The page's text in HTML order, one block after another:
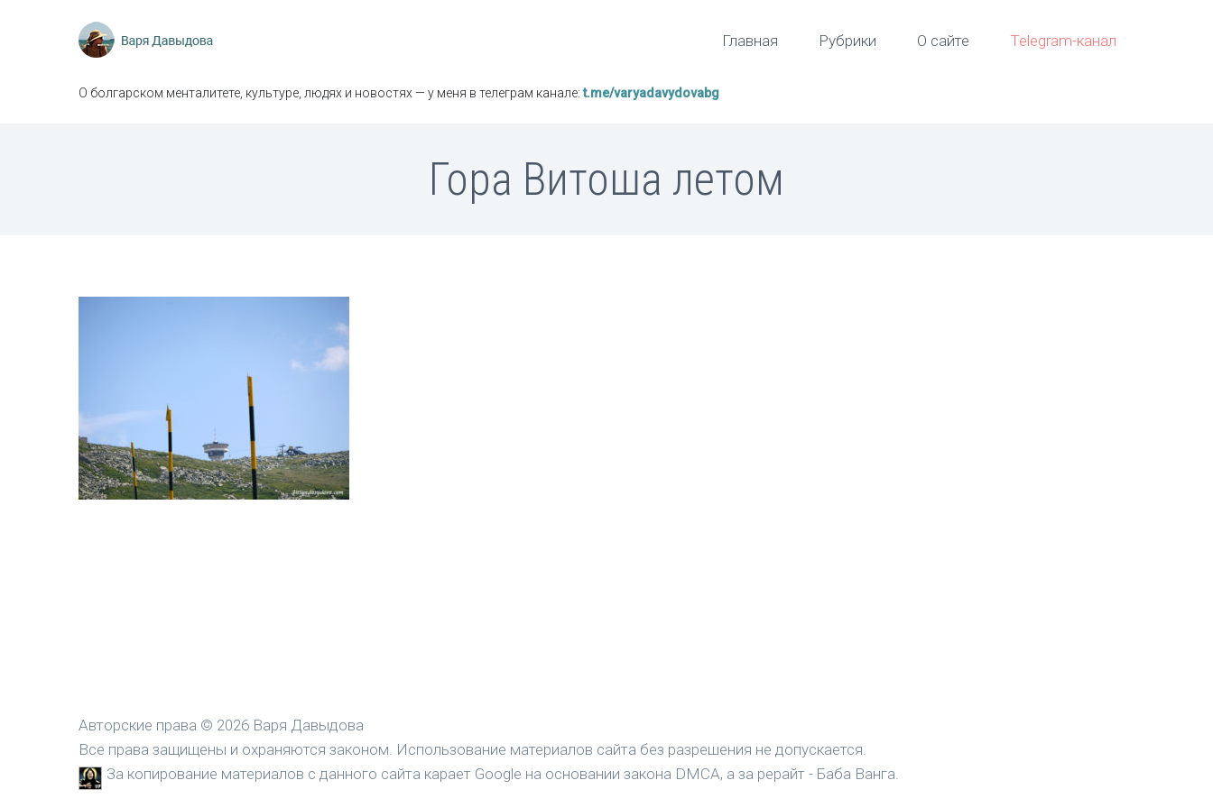
Главная Рубрики О сайте Telegram-канал
О болгарском менталитете, культуре, людях и новостях — у меня в телеграм канале:t.me/varyadavydovabg
Гора Витоша летом
Авторские права © 2026 Варя Давыдова
Все права защищены и охраняются законом. Использование материалов сайта без разрешения не допускается.
За копирование материалов с данного сайта карает Google на основании закона DMCA, а за рерайт - Баба Ванга.